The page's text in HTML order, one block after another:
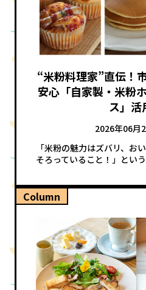
“米粉料理家”直伝！
安心「自家製・米粉
ス」活
2026年06月
「米粉の魅力はズバリ、お
そろっていること！」とい
Column